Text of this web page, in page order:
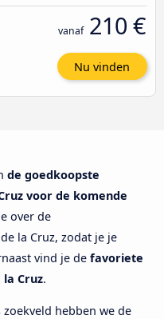
vanaf 210 €
Nu vinden
de goedkoopste
voor de komende
over de
la Cruz, zodat je je
vind je de favoriete
Cruz.
hebben we de